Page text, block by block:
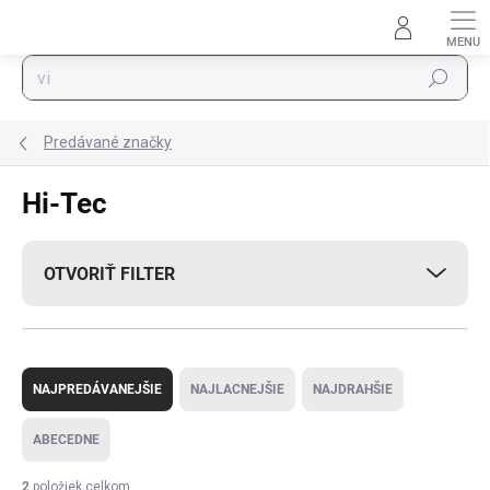
Hľadať
Predávané značky
Hi-Tec
OTVORIŤ FILTER
Radenie produktov
NAJPREDÁVANEJŠIE NAJLACNEJŠIE NAJDRAHŠIE
ABECEDNE
2 položiek celkom